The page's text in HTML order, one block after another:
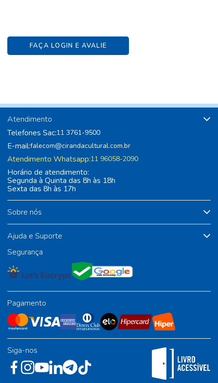
FAÇA LOGIN E AVALIE
Sobre nós
Ajuda e Suporte
Atendimento
Telefones Sac:11 3761-9500
E-mail:falecom@cirandacultural.com.br
Atendimento Whatsapp:11 96058-2090
Horário de atendimento:
Segunda à Quinta das 8h às 18h
Sexta das 8h às 17h
Segurança
Pagamento
Siga-nos